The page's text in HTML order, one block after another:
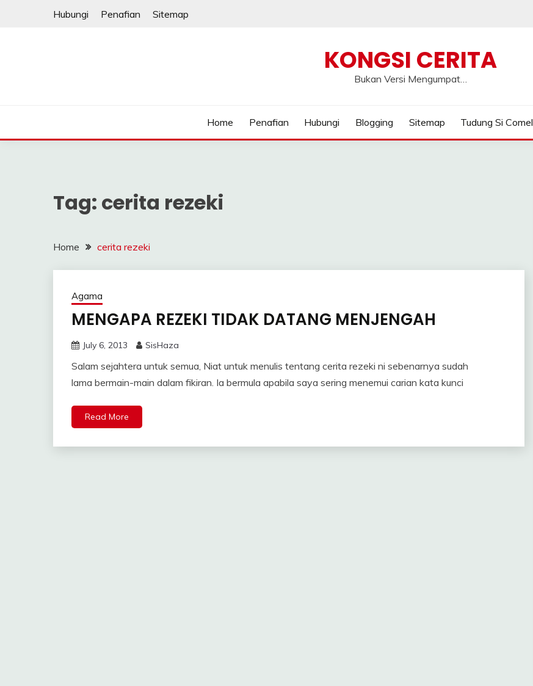
Hubungi Penafian Sitemap
KONGSI CERITA
Bukan Versi Mengumpat…
Home Penafian Hubungi Blogging Sitemap Tudung Si Comel
Tag: cerita rezeki
Home cerita rezeki
Agama
MENGAPA REZEKI TIDAK DATANG MENJENGAH
July 6, 2013 SisHaza
Salam sejahtera untuk semua, Niat untuk menulis tentang cerita rezeki ni sebenarnya sudah
lama bermain-main dalam fikiran. Ia bermula apabila saya sering menemui carian kata kunci
Read More